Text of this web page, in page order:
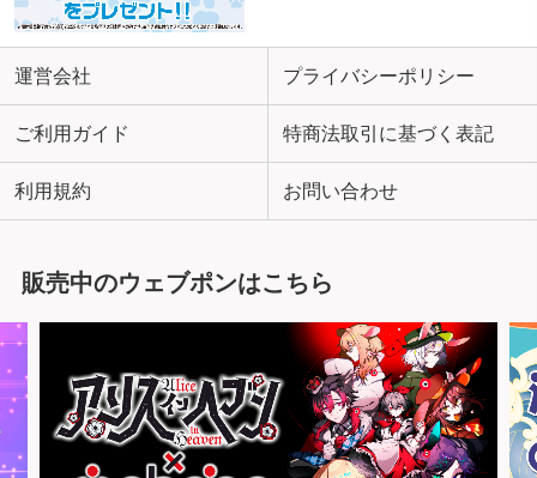
運営会社 プライバシーポリシー
ご利用ガイド 特商法取引に基づく表記
利用規約 お問い合わせ
販売中のウェブポンはこちら